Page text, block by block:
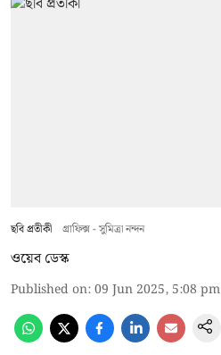
ছবি প্রতীকী গ্রাফিক্স - সুমিত্রা নন্দন
ওয়েব ডেস্ক
Published on:09 Jun 2025, 5:08 pm